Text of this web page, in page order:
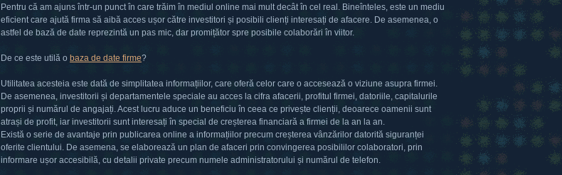
Pentru că am ajuns într-un punct în care trăim în mediul online mai mult decât în cel real. Bineînteles, este un mediu
eficient care ajută firma să aibă acces ușor către investitori și posibili clienți interesați de afacere. De asemenea, o
astfel de bază de date reprezintă un pas mic, dar promițător spre posibile colaborări în viitor.
De ce este utilă o baza de date firme?
Utilitatea acesteia este dată de simplitatea informațiilor, care oferă celor care o accesează o viziune asupra firmei.
De asemenea, investitorii și departamentele speciale au acces la cifra afacerii, profitul firmei, datoriile, capitalurile
proprii și numărul de angajați. Acest lucru aduce un beneficiu în ceea ce privește clienții, deoarece oamenii sunt
atrași de profit, iar investitorii sunt interesați în special de creșterea financiară a firmei de la an la an.
Există o serie de avantaje prin publicarea online a informațiilor precum creșterea vânzărilor datorită siguranței
oferite clientului. De asemena, se elaborează un plan de afaceri prin convingerea posibililor colaboratori, prin
informare ușor accesibilă, cu detalii private precum numele administratorului și numărul de telefon.